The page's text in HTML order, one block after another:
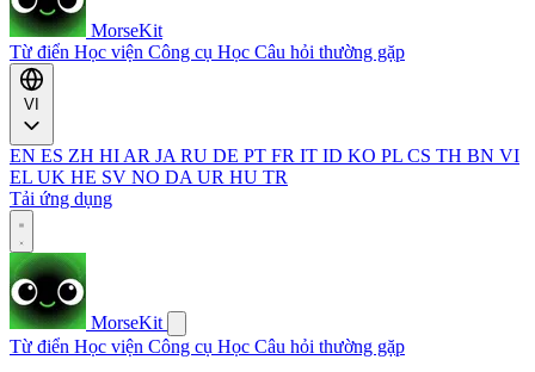
MorseKit
Từ điển Học viện Công cụ Học Câu hỏi thường gặp
EN ES ZH HI AR JA RU DE PT FR IT ID KO PL CS TH BN VI
EL UK HE SV NO DA UR HU TR
Tải ứng dụng
MorseKit
Từ điển Học viện Công cụ Học Câu hỏi thường gặp